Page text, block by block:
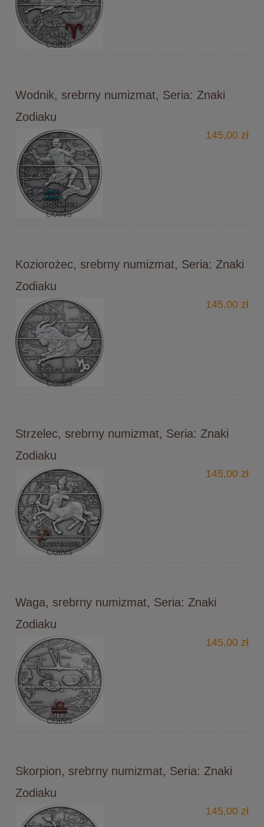
Wodnik, srebrny numizmat, Seria: Znaki
Zodiaku
145,00 zł
Koziorożec, srebrny numizmat, Seria: Znaki
Zodiaku
145,00 zł
Strzelec, srebrny numizmat, Seria: Znaki
Zodiaku
145,00 zł
Waga, srebrny numizmat, Seria: Znaki
Zodiaku
145,00 zł
Skorpion, srebrny numizmat, Seria: Znaki
Zodiaku
145,00 zł